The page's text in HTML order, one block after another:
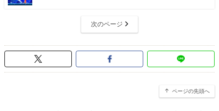
次のページ
ページの先頭へ